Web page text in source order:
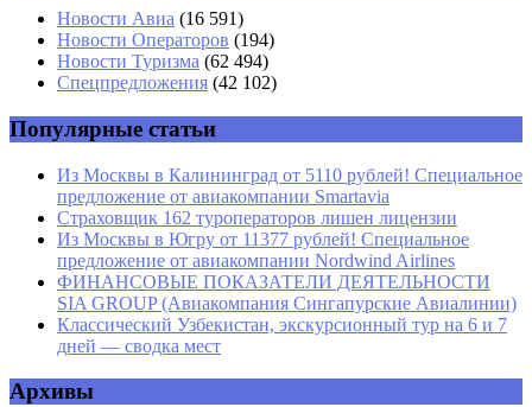
Имя *
Email*
Новости Авиа (16 591)
Новости Операторов (194)
Новости Туризма (62 494)
Спецпредложения (42 102)
Популярные статьи
Из Москвы в Калининград от 5110 рублей! Специальное
предложение от авиакомпании Smartavia
Страховщик 162 туроператоров лишен лицензии
Из Москвы в Югру от 11377 рублей! Специальное
предложение от авиакомпании Nordwind Airlines
ФИНАНСОВЫЕ ПОКАЗАТЕЛИ ДЕЯТЕЛЬНОСТИ
SIA GROUP (Авиакомпания Сингапурские Авиалинии)
Классический Узбекистан, экскурсионный тур на 6 и 7
дней — сводка мест
Архивы